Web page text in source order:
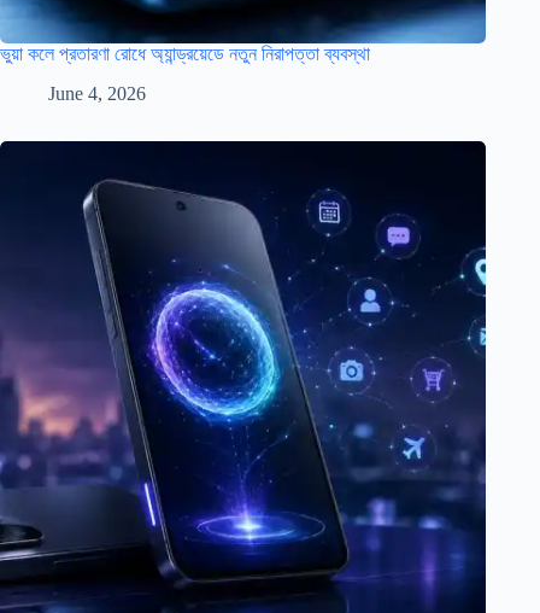
ভুয়া কলে প্রতারণা রোধে অ্যান্ড্রয়েডে নতুন নিরাপত্তা ব্যবস্থা
June 4, 2026